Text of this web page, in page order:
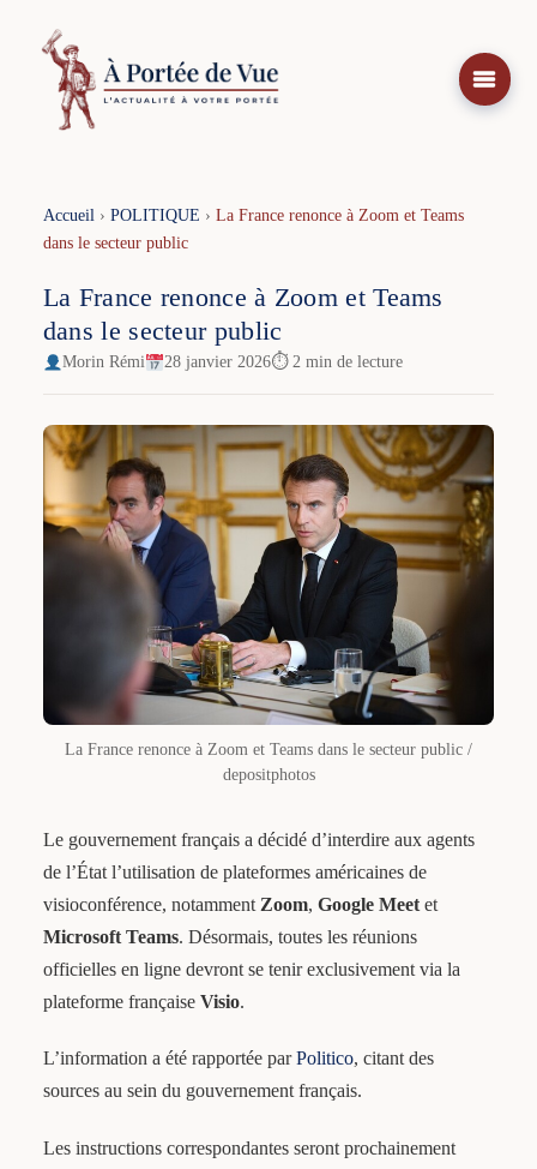
contenu
Accueil› POLITIQUE › La France renonce à Zoom et Teams
dans le secteur public
La France renonce à Zoom et Teams
dans le secteur public
Morin Rémi 28 janvier 2026⏱ 2 min de lecture
La France renonce à Zoom et Teams dans le secteur public /
depositphotos
Le gouvernement français a décidé d’interdire aux agents
de l’État l’utilisation de plateformes américaines de
visioconférence, notamment Zoom, Google Meetet
Microsoft Teams. Désormais, toutes les réunions
officielles en ligne devront se tenir exclusivement via la
plateforme française Visio.
L’information a été rapportée parPolitico, citant des
sources au sein du gouvernement français.
Les instructions correspondantes seront prochainement